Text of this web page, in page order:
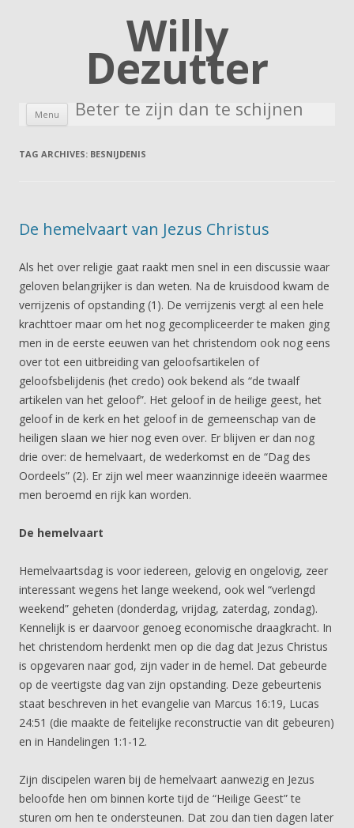
Willy
Dezutter
Beter te zijn dan te schijnen
Menu Skip to content
TAG ARCHIVES: BESNIJDENIS
De hemelvaart van Jezus Christus
Als het over religie gaat raakt men snel in een discussie waar
geloven belangrijker is dan weten. Na de kruisdood kwam de
verrijzenis of opstanding (1). De verrijzenis vergt al een hele
krachttoer maar om het nog gecompliceerder te maken ging
men in de eerste eeuwen van het christendom ook nog eens
over tot een uitbreiding van geloofsartikelen of
geloofsbelijdenis (het credo) ook bekend als “de twaalf
artikelen van het geloof”. Het geloof in de heilige geest, het
geloof in de kerk en het geloof in de gemeenschap van de
heiligen slaan we hier nog even over. Er blijven er dan nog
drie over: de hemelvaart, de wederkomst en de “Dag des
Oordeels” (2). Er zijn wel meer waanzinnige ideeën waarmee
men beroemd en rijk kan worden.
De hemelvaart
Hemelvaartsdag is voor iedereen, gelovig en ongelovig, zeer
interessant wegens het lange weekend, ook wel “verlengd
weekend” geheten (donderdag, vrijdag, zaterdag, zondag).
Kennelijk is er daarvoor genoeg economische draagkracht. In
het christendom herdenkt men op die dag dat Jezus Christus
is opgevaren naar god, zijn vader in de hemel. Dat gebeurde
op de veertigste dag van zijn opstanding. Deze gebeurtenis
staat beschreven in het evangelie van Marcus 16:19, Lucas
24:51 (die maakte de feitelijke reconstructie van dit gebeuren)
en in Handelingen 1:1-12.
Zijn discipelen waren bij de hemelvaart aanwezig en Jezus
beloofde hen om binnen korte tijd de “Heilige Geest” te
sturen om hen te ondersteunen. Dat zou dan tien dagen later